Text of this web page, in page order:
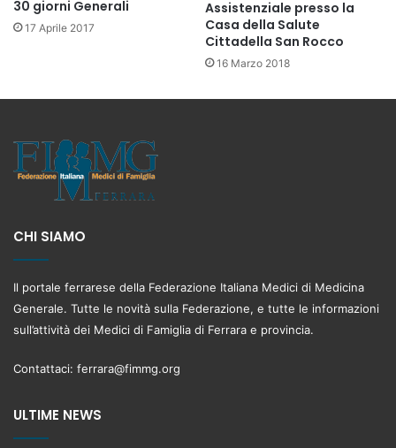
30 giorni Generali
17 Aprile 2017
Assistenziale presso la
Casa della Salute
Cittadella San Rocco
16 Marzo 2018
CHI SIAMO
Il portale ferrarese della Federazione Italiana Medici di Medicina
Generale. Tutte le novità sulla Federazione, e tutte le informazioni
sull’attività dei Medici di Famiglia di Ferrara e provincia.
Contattaci: ferrara@fimmg.org
ULTIME NEWS